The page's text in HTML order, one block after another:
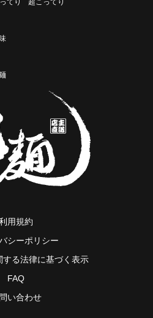
用規約
シーポリシー
する法律に基づく表示
FAQ
い合わせ